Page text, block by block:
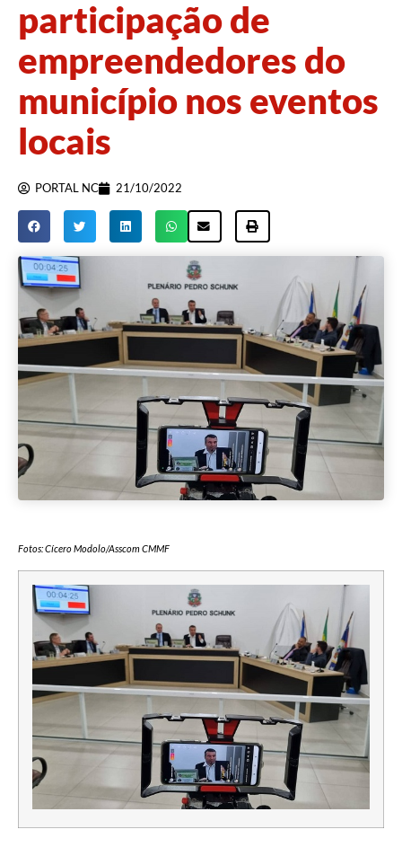
participação de
empreendedores do
município nos eventos
locais
PORTAL NC 21/10/2022
Fotos: Cícero Modolo/Asscom CMMF